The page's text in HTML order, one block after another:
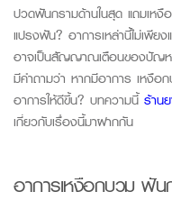
ปวดฟันกรามด้านในสุด แถมเหงื
แปรงฟัน? อาการเหล่านี้ไม่เพีย
อาจเป็นสัญญาณเตือนของปัญ
มีคำถามว่า หากมีอาการ เหงือ
อาการให้ดีขึ้น? บทความนี้ ร้าน
เกี่ยวกับเรื่องนี้มาฝากกัน
อาการเหงือกบวม ฟัน